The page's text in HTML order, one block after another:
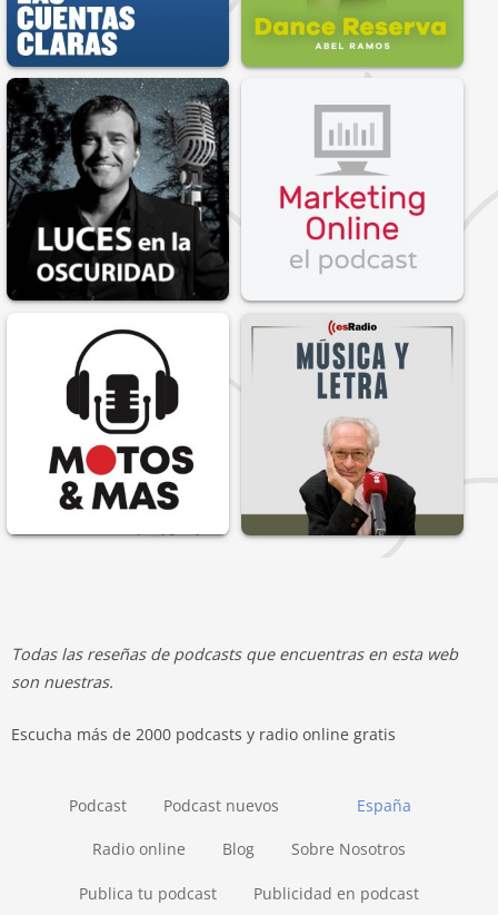
Todas las reseñas de podcasts que encuentras en esta web
son nuestras.
Escucha más de 2000 podcasts y radio online gratis
España
Podcast Podcast nuevos
Radio online Blog Sobre Nosotros
Publica tu podcast Publicidad en podcast